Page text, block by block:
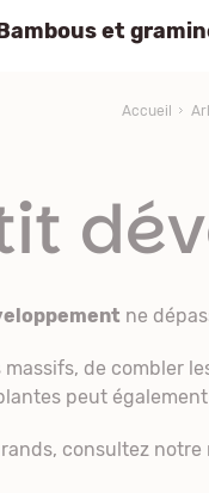
et
Accueil
ne
de combler
peut
consultez notre